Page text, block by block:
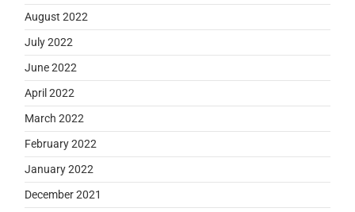
August 2022
July 2022
June 2022
April 2022
March 2022
February 2022
January 2022
December 2021